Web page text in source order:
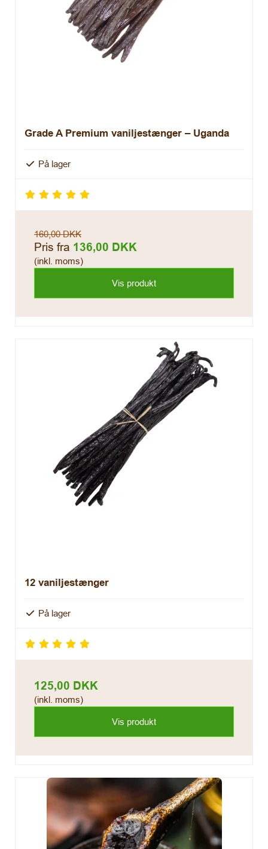
Grade A Premium vaniljestænger – Uganda
På lager
160,00 DKK
Pris fra 136,00 DKK
(inkl. moms)
Vis produkt
12 vaniljestænger
På lager
125,00 DKK
(inkl. moms)
Vis produkt